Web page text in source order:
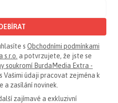
s Obchodními podmínkami
a potvrzujete, že jste se
soukromí BurdaMedia Extra -
Vašimi údaji pracovat zejména k
a zasílání novinek.
zajímavé a exkluzivní